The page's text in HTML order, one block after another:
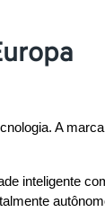
A
inteligente